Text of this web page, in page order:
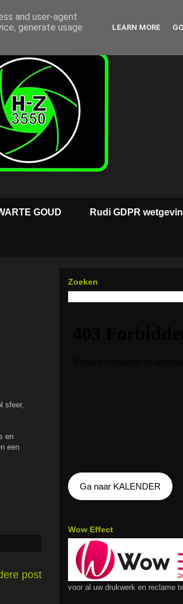
GOUD Rudi GDPR
sfeer,
en
een
post
Zoeken
Ga naar KALENDER
Wow Effect
voor al uw drukwerk en reclame
and user-agent
generate usage
LEARN MORE